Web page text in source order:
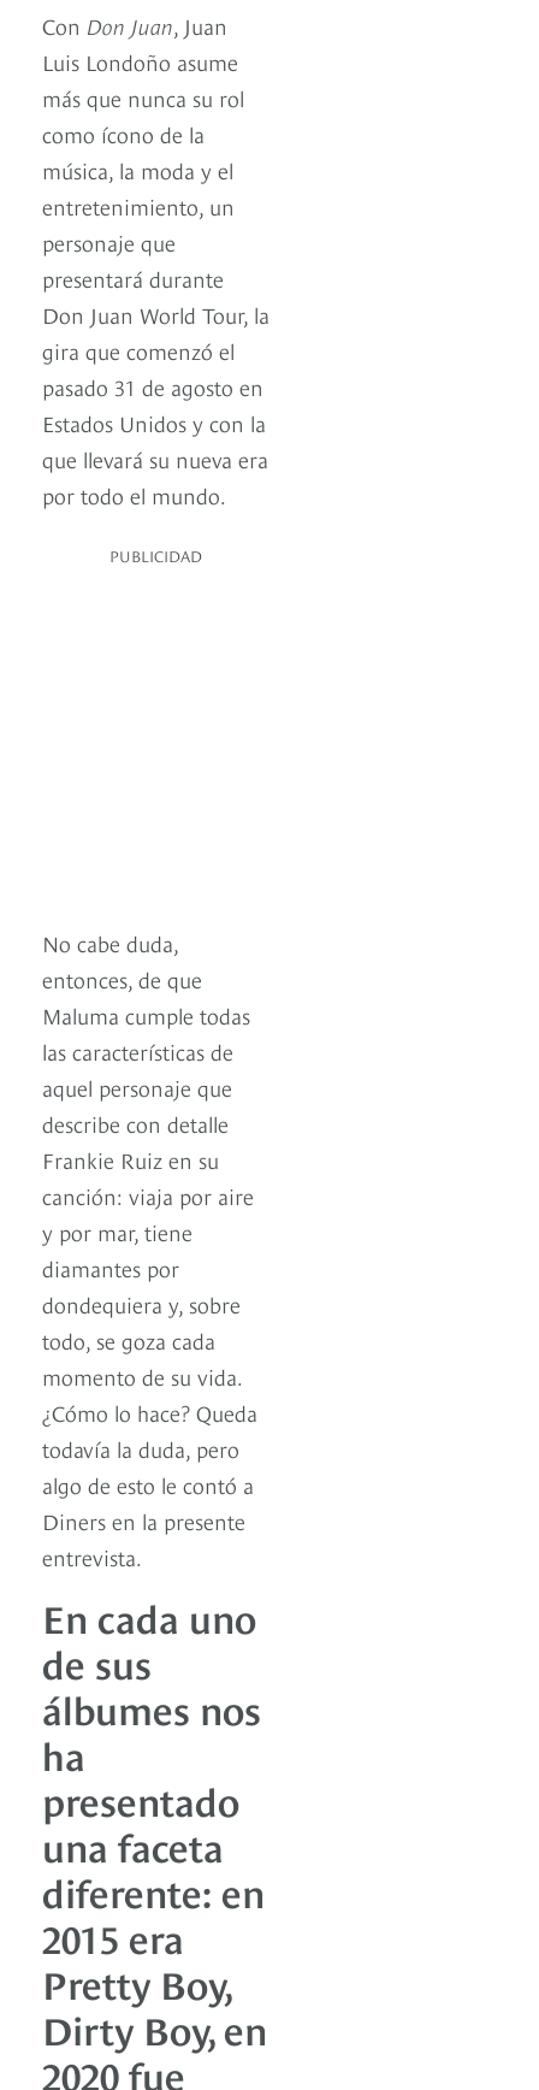
Con Don Juan, Juan
Luis Londoño asume
más que nunca su rol
como ícono de la
música, la moda y el
entretenimiento, un
personaje que
presentará durante
Don Juan World Tour, la
gira que comenzó el
pasado 31 de agosto en
Estados Unidos y con la
que llevará su nueva era
por todo el mundo.
PUBLICIDAD
No cabe duda,
entonces, de que
Maluma cumple todas
las características de
aquel personaje que
describe con detalle
Frankie Ruiz en su
canción: viaja por aire
y por mar, tiene
diamantes por
dondequiera y, sobre
todo, se goza cada
momento de su vida.
¿Cómo lo hace? Queda
todavía la duda, pero
algo de esto le contó a
Diners en la presente
entrevista.
En cada uno
de sus
álbumes nos
ha
presentado
una faceta
diferente: en
2015 era
Pretty Boy,
Dirty Boy, en
2020 fue